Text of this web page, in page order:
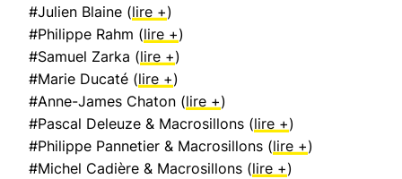
#Julien Blaine (lire +)
#Philippe Rahm (lire +)
#Samuel Zarka (lire +)
#Marie Ducaté (lire +)
#Anne-James Chaton (lire +)
#Pascal Deleuze & Macrosillons (lire +)
#Philippe Pannetier & Macrosillons (lire +)
#Michel Cadière & Macrosillons (lire +)